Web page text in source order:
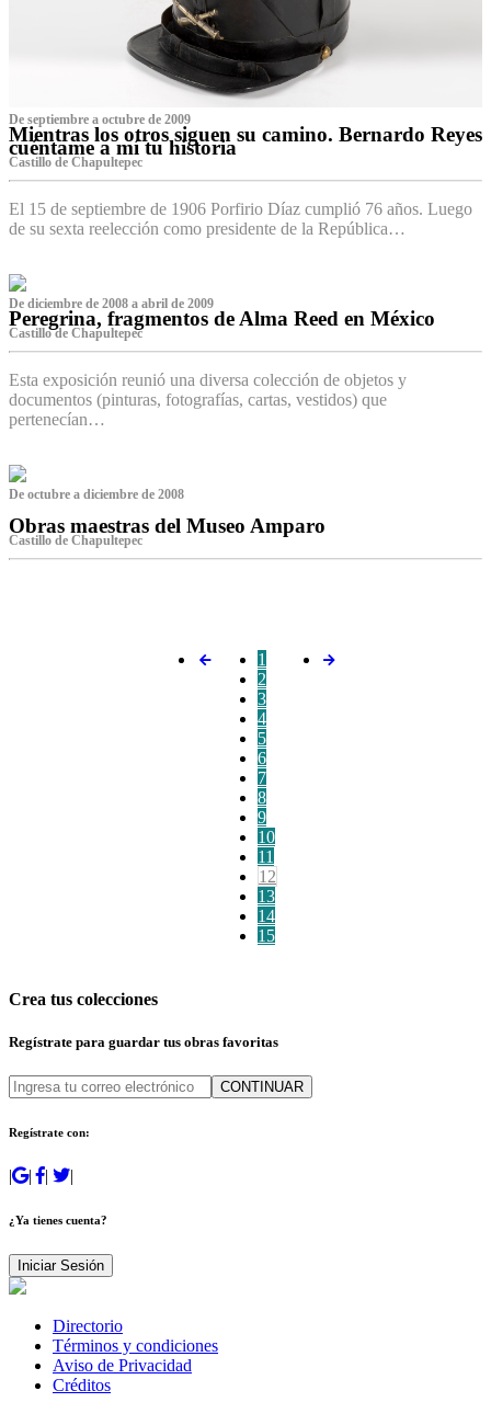
De septiembre a octubre de 2009
Mientras los otros siguen su camino. Bernardo Reyes
cuéntame a mí tu historia
Castillo de Chapultepec
El 15 de septiembre de 1906 Porfirio Díaz cumplió 76 años. Luego
de su sexta reelección como presidente de la República…
De diciembre de 2008 a abril de 2009
Peregrina, fragmentos de Alma Reed en México
Castillo de Chapultepec
Esta exposición reunió una diversa colección de objetos y
documentos (pinturas, fotografías, cartas, vestidos) que
pertenecían…
De octubre a diciembre de 2008
Obras maestras del Museo Amparo
Castillo de Chapultepec
1
2
3
4
5
6
7
8
9
10
11
12
13
14
15
Crea tus colecciones
Regístrate para guardar tus obras favoritas
CONTINUAR
Regístrate con:
| | | |
¿Ya tienes cuenta?
Iniciar Sesión
Directorio
Términos y condiciones
Aviso de Privacidad
Créditos